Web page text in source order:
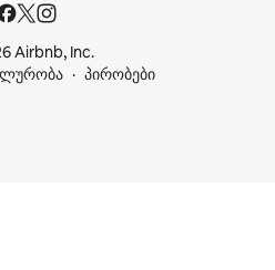
Airbnb, Inc.
პირობები